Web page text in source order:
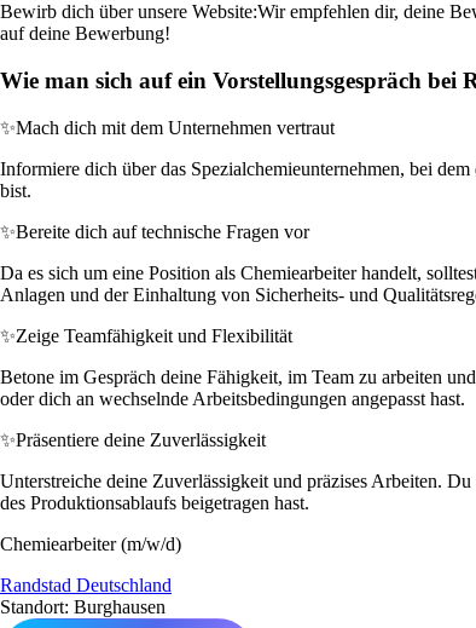
Bewirb dich über unsere Website:Wir empfehlen dir, deine
auf deine Bewerbung!
Wie man sich auf ein Vorstellungsgespräch bei
✨Mach dich mit dem Unternehmen vertraut
Informiere dich über das Spezialchemieunternehmen, bei
bist.
✨Bereite dich auf technische Fragen vor
Da es sich um eine Position als Chemiearbeiter handelt,
Anlagen und der Einhaltung von Sicherheits- und
✨Zeige Teamfähigkeit und Flexibilität
Betone im Gespräch deine Fähigkeit, im Team zu arbeiten
oder dich an wechselnde Arbeitsbedingungen angepasst hast.
✨Präsentiere deine Zuverlässigkeit
Unterstreiche deine Zuverlässigkeit und präzises Arbeiten.
des Produktionsablaufs beigetragen hast.
Chemiearbeiter (m/w/d)
Randstad Deutschland
Standort: Burghausen